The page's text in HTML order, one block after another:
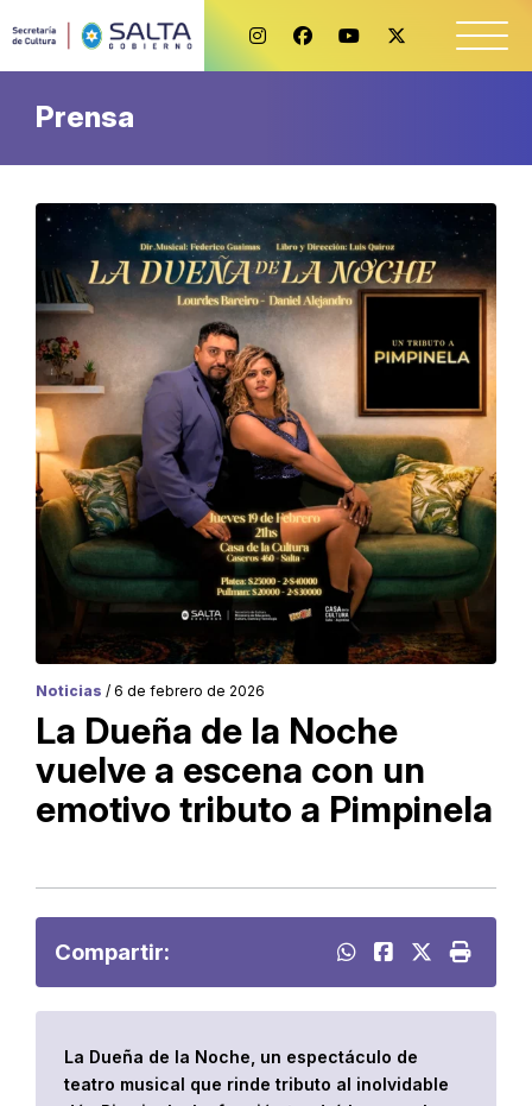
Prensa
Noticias / 6 de febrero de 2026
La Dueña de la Noche
vuelve a escena con un
emotivo tributo a Pimpinela
Compartir:
La Dueña de la Noche, un espectáculo de
teatro musical que rinde tributo al inolvidable